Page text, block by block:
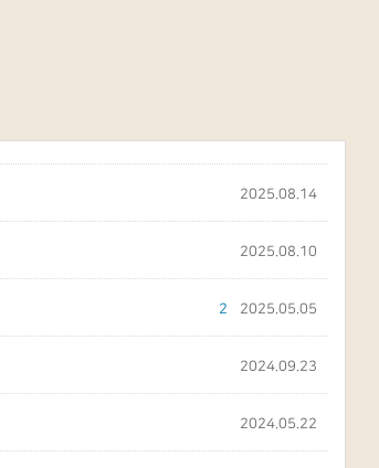
2025.08.14
2025.08.10
2025.05.05
2
2024.09.23
2024.05.22